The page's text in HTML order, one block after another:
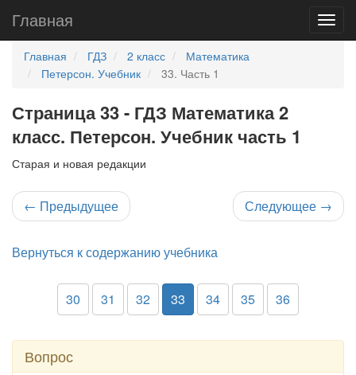
Главная
Главная ГДЗ 2 класс
Математика
Петерсон. Учебник
33. Часть 1
Страница 33 - ГДЗ Математика 2
класс. Петерсон. Учебник часть 1
Старая и новая редакции
← Предыдущее Следующее →
Вернуться к содержанию учебника
30 31 32 33 34 35 36
Вопрос